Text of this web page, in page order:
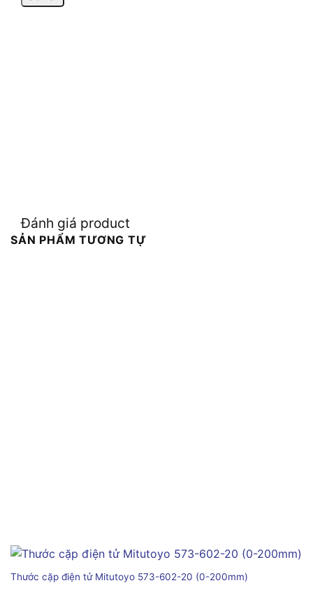
Đánh giá product
SẢN PHẨM TƯƠNG TỰ
Thước cặp điện tử Mitutoyo 573-602-20 (0-200mm)